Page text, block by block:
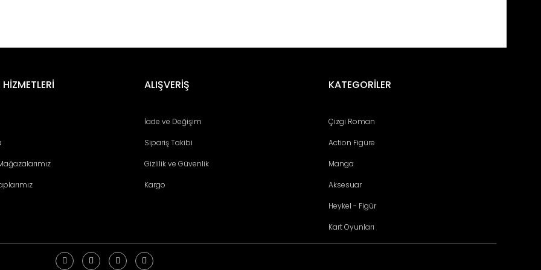
Yorum YazALIŞVERİŞ
İade ve Değişim
Sipariş Takibi
Gizlilik ve Güvenlik
Kargo
KATEGORİLER
Çizgi Roman
Action Figüre
Manga
Aksesuar
Heykel - Figür
Kart Oyunları